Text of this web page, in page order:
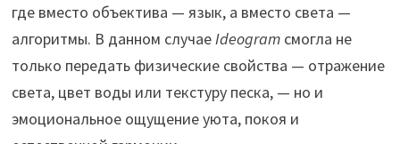
где вместо объектива — язык, а вместо света —
алгоритмы. В данном случаеIdeogramсмогла не
только передать физические свойства — отражение
света, цвет воды или текстуру песка, — но и
эмоциональное ощущение уюта, покоя и